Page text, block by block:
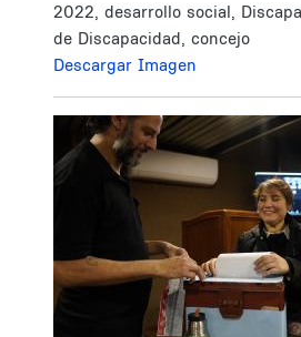
2022, desarrollo social,
de Discapacidad, concejo
Descargar Imagen